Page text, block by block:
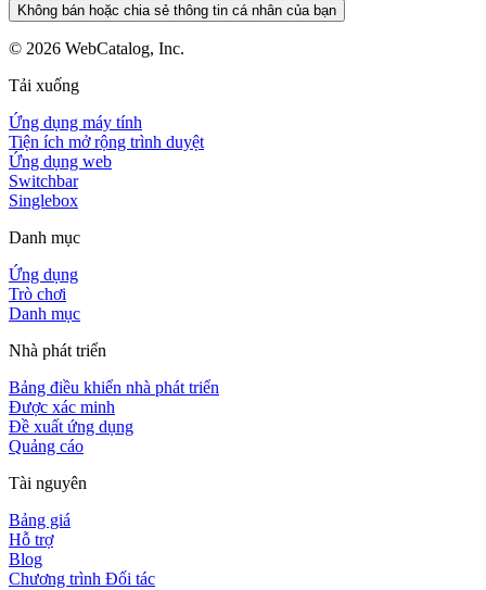
Không bán hoặc chia sẻ thông tin cá nhân của bạn
© 2026 WebCatalog, Inc.
Tải xuống
Ứng dụng máy tính
Tiện ích mở rộng trình duyệt
Ứng dụng web
Switchbar
Singlebox
Danh mục
Ứng dụng
Trò chơi
Danh mục
Nhà phát triển
Bảng điều khiển nhà phát triển
Được xác minh
Đề xuất ứng dụng
Quảng cáo
Tài nguyên
Bảng giá
Hỗ trợ
Blog
Chương trình Đối tác